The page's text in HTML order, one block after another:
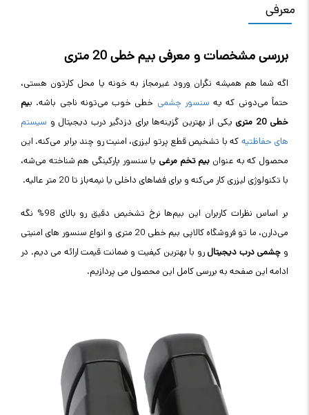
معرفی
بررسی مشخصات و معرفی بیم خطی 20 متری
اگه شما هم همیشه نگران ورود غیرمجاز به خونه یا محل کارتون هستی،
حتماً می‌دونی که یهسنسور چشمی خطی خوب می‌تونه ناجی باشه. بیم
خطی 20 متری
یکی از بهترین گزینه‌ها برای دزدگیر درب دیجیتال و سیستم‌
های حفاظتیه که با تشخیص قطع پرتو لیزری، امنیت رو چند برابر می‌کنه. این
محصول که به عنوان بیم تخم مرغی یا سنسور پارکینگی هم شناخته می‌شه،
با تکنولوژی لیزری کار می‌کنه و برای فضاهای داخلی یا نیمه‌باز تا 20 متر عالیه.
بر اساس نظرات کاربران این بیم‌ها نرخ تشخیص دقیق رو بالای 98% نگه
می‌دارن، ما تو فروشگاه کالاپی بیم خطی 20 متری و انواع سنسور های امنیتی
و چشمی درب دیجیتال رو با بهترین کیفیت و ضمانت قیمت ارائه می دیم. در
ادامه این صفحه به بررسی کامل این محصول می پردازیم.